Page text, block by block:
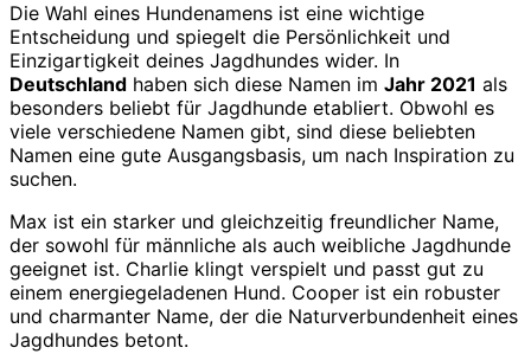
Die Wahl eines Hundenamens ist eine wichtige
Entscheidung und spiegelt die Persönlichkeit und
Einzigartigkeit deines Jagdhundes wider. In
Deutschland haben sich diese Namen im Jahr 2021 als
besonders beliebt für Jagdhunde etabliert. Obwohl es
viele verschiedene Namen gibt, sind diese beliebten
Namen eine gute Ausgangsbasis, um nach Inspiration zu
suchen.
Max ist ein starker und gleichzeitig freundlicher Name,
der sowohl für männliche als auch weibliche Jagdhunde
geeignet ist. Charlie klingt verspielt und passt gut zu
einem energiegeladenen Hund. Cooper ist ein robuster
und charmanter Name, der die Naturverbundenheit eines
Jagdhundes betont.